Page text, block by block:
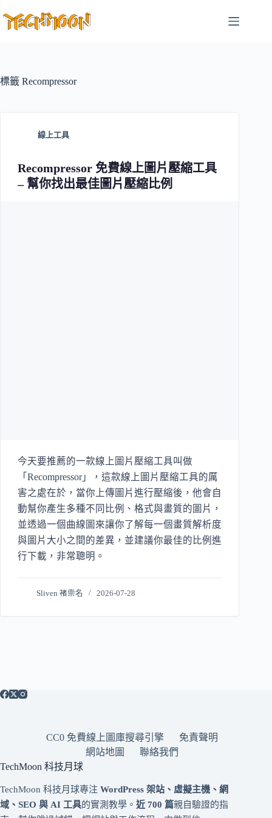
至
容
標籤 Recompressor
線上工具
Recompressor 免費線上圖片壓縮工具
– 幫你找出最佳圖片壓縮比例
今天要推薦的一款線上圖片壓縮工具叫做
「Recompressor」，這款線上圖片壓縮工具的厲
害之處在於，當你上傳圖片進行壓縮後，他會自
動幫你產生多種不同比例、格式與畫質的圖片，
並透過一個曲線圖來讓你了解每一個畫質解析度
與圖片大小之間的差異，並建議你最佳的比例進
行下載，非常聰明。
Sliven 褚崇名 2026-07-28
CC0 免費線上圖庫搜尋引擎
免責聲明
網站地圖
聯絡我們
TechMoon 科技月球
TechMoon 科技月球專注 WordPress 架站、虛擬主機、網
域、SEO 與 AI 工具的實測教學。 近 700 篇親自驗證的指